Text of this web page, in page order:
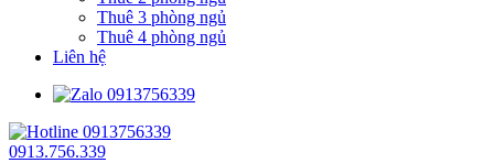
Thuê 3 phòng ngủ
Thuê 4 phòng ngủ
Liên hệ
0913.756.339